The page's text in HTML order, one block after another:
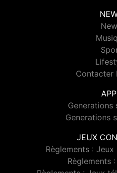
Contacter
Generations
Generations
JEUX
Règlements :
Règlements